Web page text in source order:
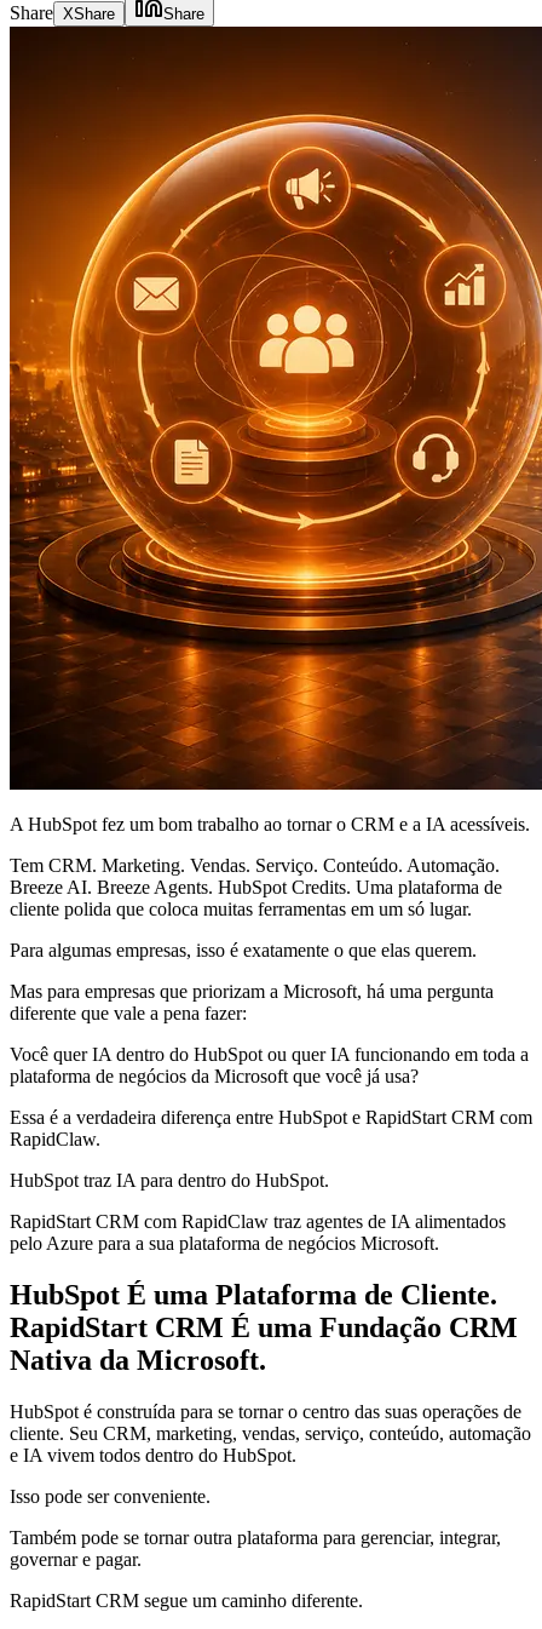
Share XShare Share
A HubSpot fez um bom trabalho ao tornar o CRM e a IA acessíveis.
Tem CRM. Marketing. Vendas. Serviço. Conteúdo. Automação.
Breeze AI. Breeze Agents. HubSpot Credits. Uma plataforma de
cliente polida que coloca muitas ferramentas em um só lugar.
Para algumas empresas, isso é exatamente o que elas querem.
Mas para empresas que priorizam a Microsoft, há uma pergunta
diferente que vale a pena fazer:
Você quer IA dentro do HubSpot ou quer IA funcionando em toda a
plataforma de negócios da Microsoft que você já usa?
Essa é a verdadeira diferença entre HubSpot e RapidStart CRM com
RapidClaw.
HubSpot traz IA para dentro do HubSpot.
RapidStart CRM com RapidClaw traz agentes de IA alimentados
pelo Azure para a sua plataforma de negócios Microsoft.
HubSpot É uma Plataforma de Cliente.
RapidStart CRM É uma Fundação CRM
Nativa da Microsoft.
HubSpot é construída para se tornar o centro das suas operações de
cliente. Seu CRM, marketing, vendas, serviço, conteúdo, automação
e IA vivem todos dentro do HubSpot.
Isso pode ser conveniente.
Também pode se tornar outra plataforma para gerenciar, integrar,
governar e pagar.
RapidStart CRM segue um caminho diferente.